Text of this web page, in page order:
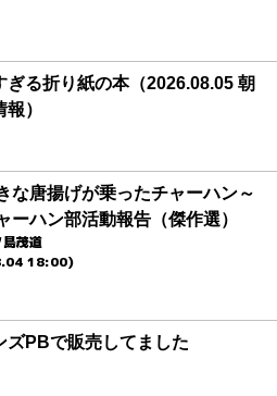
ぎる折り紙の本（2026.08.05 朝
）
な唐揚げが乗ったチャーハン～
ーハン部活動報告（傑作選）
島茂道
18:00)
ズPBで販売してました